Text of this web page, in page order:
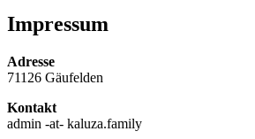
Impressum
Adresse
71126 Gäufelden
Kontakt
admin -at- kaluza.family